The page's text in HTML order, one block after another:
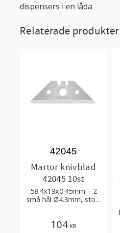
dispensers i en låda
Relaterade produkter
Martor knivblad
42045 10st
58.4x19x0.45mm – 2
små hål Ø4.3mm, stort
42045
104 KR